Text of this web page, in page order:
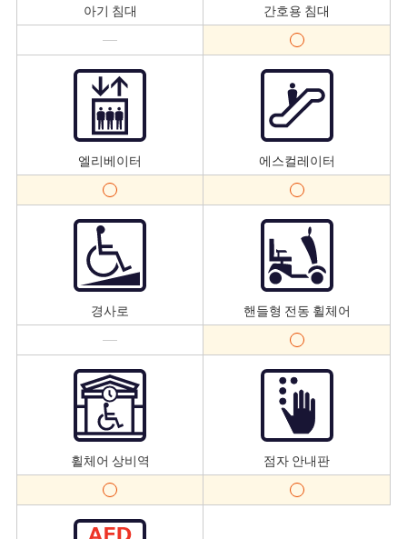
아기 침대 간호용 침대
엘리베이터 에스컬레이터
경사로 핸들형 전동 휠체어
휠체어 상비역 점자 안내판